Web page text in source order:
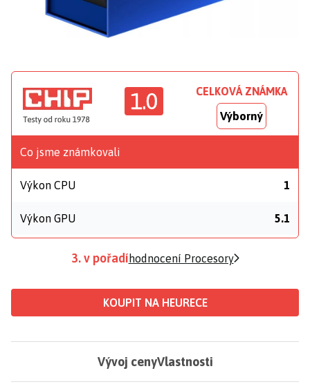
1.0 CELKOVÁ ZNÁMKA
Výborný
Co jsme známkovali
Výkon CPU 1
Výkon GPU 5.1
3. v pořadí hodnocení Procesory
KOUPIT NA HEURECE
Vývoj cenyVlastnosti